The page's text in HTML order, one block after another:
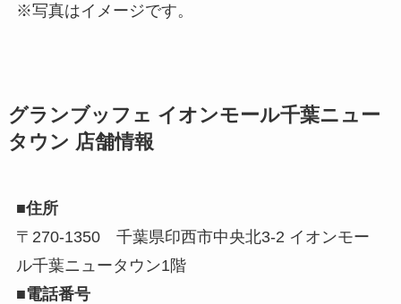
※写真はイメージです。
グランブッフェ イオンモール千葉ニュー
タウン 店舗情報
■住所
〒270-1350 千葉県印西市中央北3-2 イオンモー
ル千葉ニュータウン1階
■電話番号